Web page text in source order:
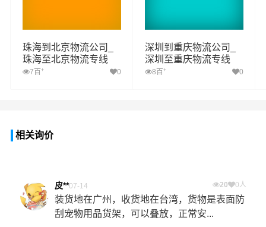
珠海到北京物流公司_
珠海至北京物流专线
7百 + 0
深圳到重庆物流公司_
深圳至重庆物流专线
8百 + 0
相关询价
皮**07-14 20 0人
装货地在广州，收货地在台湾，货物是表面防
刮宠物用品货架，可以叠放，正常安...